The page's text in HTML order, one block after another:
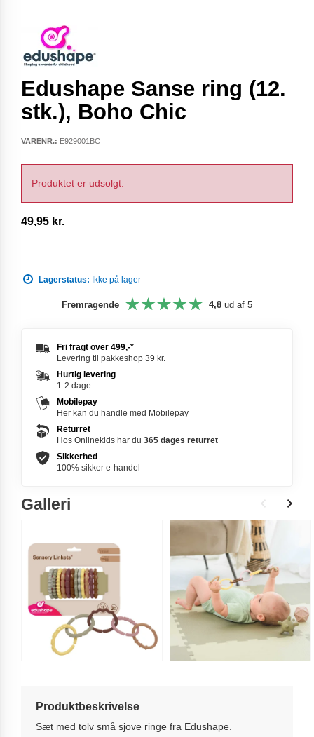
Edushape Sanse ring (12.
stk.), Boho Chic
VARENR.: E929001BC
Produktet er udsolgt.
49,95 kr.
Lagerstatus: Ikke på lager
Fremragende 4,8 ud af 5
Fri fragt over 499,-*
Levering til pakkeshop 39 kr.
Hurtig levering
1-2 dage
Mobilepay
Her kan du handle med Mobilepay
Returret
Hos Onlinekids har du 365 dages returret
Sikkerhed
100% sikker e-handel
Galleri
Produktbeskrivelse
Sæt med tolv små sjove ringe fra Edushape.